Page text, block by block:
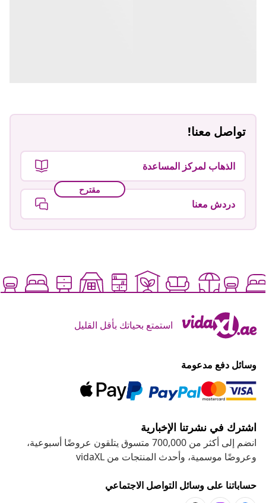
تواصل معنا!
الذهاب لمركز المساعدة
مقترح
دردش معنا
استمتع بحياتك بأقل القليل
وسائل دفع مدعومة
اشترك في نشرتنا الإخبارية
انضم إلى أكثر من 700,000 متسوق يتلقون عروضًا أسبوعية،
وعروضًا موسمية، وأحدث المنتجات من vidaXL
حساباتنا على وسائل التواصل الاجتماعي